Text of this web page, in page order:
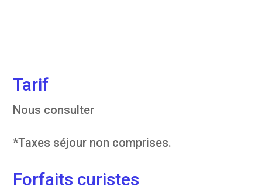
Tarif
Nous consulter
*Taxes séjour non comprises.
Forfaits curistes